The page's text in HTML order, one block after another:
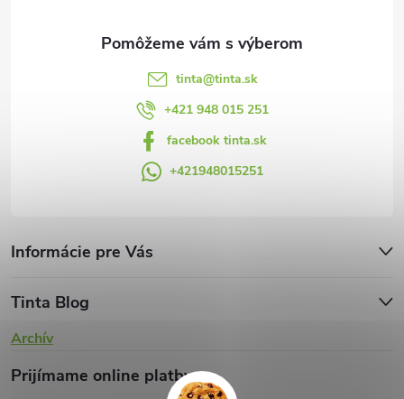
tinta@tinta.sk
+421 948 015 251
facebook tinta.sk
+421948015251
Informácie pre Vás
Tinta Blog
Archív
Prijímame online platby